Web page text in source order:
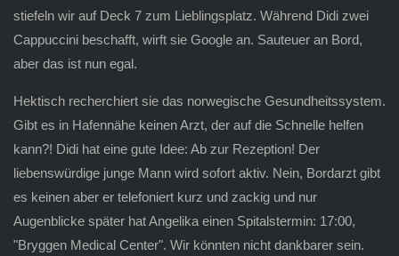
stiefeln wir auf Deck 7 zum Lieblingsplatz. Während Didi zwei
Cappuccini beschafft, wirft sie Google an. Sauteuer an Bord,
aber das ist nun egal.
Hektisch recherchiert sie das norwegische Gesundheitssystem.
Gibt es in Hafennähe keinen Arzt, der auf die Schnelle helfen
kann?! Didi hat eine gute Idee: Ab zur Rezeption! Der
liebenswürdige junge Mann wird sofort aktiv. Nein, Bordarzt gibt
es keinen aber er telefoniert kurz und zackig und nur
Augenblicke später hat Angelika einen Spitalstermin: 17:00,
"Bryggen Medical Center". Wir könnten nicht dankbarer sein.